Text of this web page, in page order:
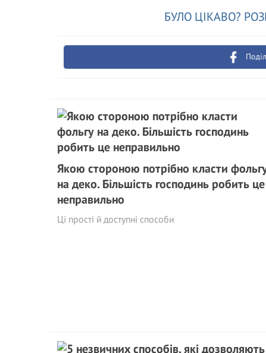
БУЛО ЦІКАВО?
Якою стороною потрібно класти
на деко. Більшість господинь робить це
неправильно
Ці прості й доступні способи